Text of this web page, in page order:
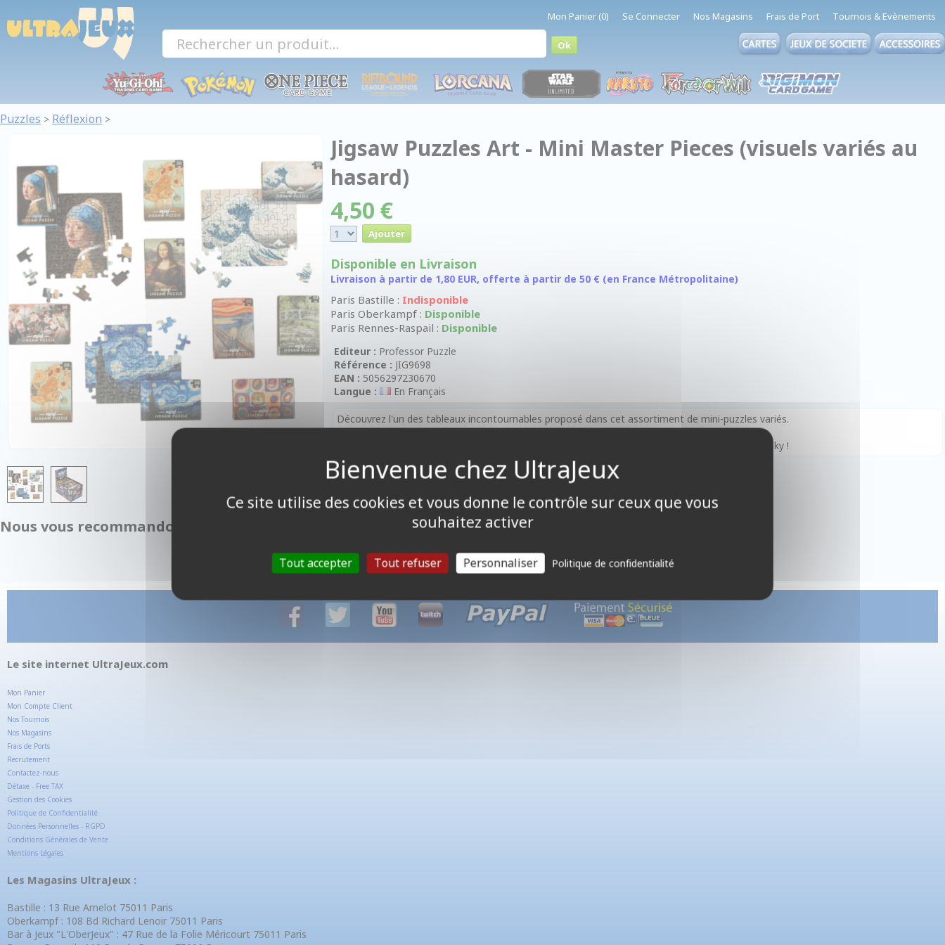
Mon Panier (0) Se Connecter Nos Magasins Frais de Port Tournois & Evènements
Puzzles > Réflexion >
Jigsaw Puzzles Art - Mini Master Pieces (visuels variés au
hasard)
4,50 €
Disponible en Livraison
Livraison à partir de 1,80 EUR, offerte à partir de 50 € (en France Métropolitaine)
Paris Bastille : Indisponible
Paris Oberkampf : Disponible
Paris Rennes-Raspail : Disponible
Editeur : Professor Puzzle
Référence : JIG9698
EAN : 5056297230670
Langue :
En Français
Découvrez l'un des tableaux incontournables proposé dans cet assortiment de mini-puzzles variés.
L'assortiment comprend 10 tableaux différents, découpés en 50 pièces, de Van Gogh à Kandinsky !
Nous vous recommandons également :
Le site internet UltraJeux.com
Mon Panier
Mon Compte Client
Nos Tournois
Nos Magasins
Frais de Ports
Recrutement
Contactez-nous
Détaxe - Free TAX
Gestion des Cookies
Politique de Confidentialité
Données Personnelles - RGPD
Conditions Générales de Vente
Mentions Légales
Les Magasins UltraJeux :
Bastille : 13 Rue Amelot 75011 Paris
Oberkampf : 108 Bd Richard Lenoir 75011 Paris
Bar à Jeux "L'OberJeux" : 47 Rue de la Folie Méricourt 75011 Paris
Panneau de gestion des cookies
Ce site utilise des cookies et vous donne le contrôle sur ceux que vous
souhaitez activer
Tout accepter Tout refuser Personnaliser Politique de confidentialité